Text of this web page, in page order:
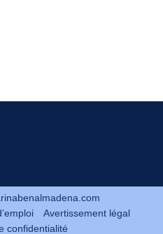
Avertissement légal
confidentialité